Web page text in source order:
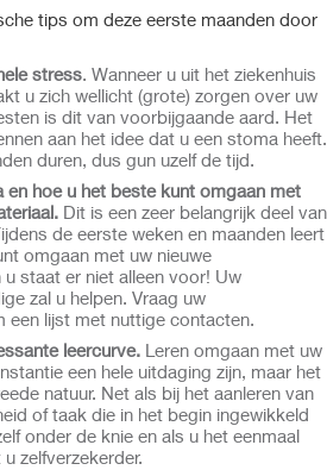
tips om deze eerste maanden door
stress. Wanneer u uit het ziekenhuis
u zich wellicht (grote) zorgen over uw
is dit van voorbijgaande aard. Het
aan het idee dat u een stoma heeft.
duren, dus gun uzelf de tijd.
en hoe u het beste kunt omgaan met
Dit is een zeer belangrijk deel van
de eerste weken en maanden leert
omgaan met uw nieuwe
staat er niet alleen voor! Uw
zal u helpen. Vraag uw
een lijst met nuttige contacten.
leercurve. Leren omgaan met uw
een hele uitdaging zijn, maar het
natuur. Net als bij het aanleren van
of taak die in het begin ingewikkeld
onder de knie en als u het eenmaal
zelfverzekerder.